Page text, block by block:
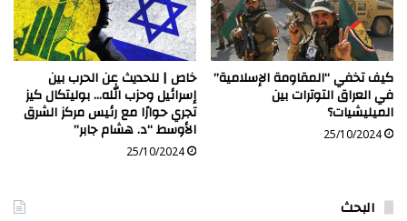
كيف تخفي “المقاومة الإسلامية”
في العراق التوترات بين
الميليشيات؟
25/10/2024
خاص | للحديث عن الحرب بين
إسرائيل وحزب الله… بوليتكال كيز
تجري حوارًا مع رئيس مركز الشرق
الأوسط “د. هشام جابر”
25/10/2024
البحث